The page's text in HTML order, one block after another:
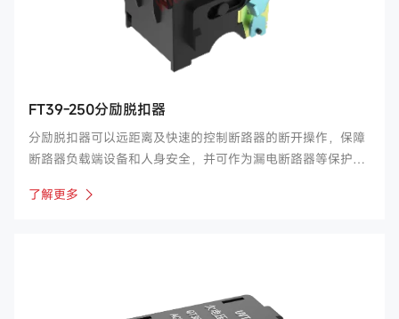
FT39-250分励脱扣器
分励脱扣器可以远距离及快速的控制断路器的断开操作，保障
断路器负载端设备和人身安全，并可作为漏电断路器等保护电
列，适用于如常开、正泰、良信、德力西、诺雅克等国内断路
了解更多